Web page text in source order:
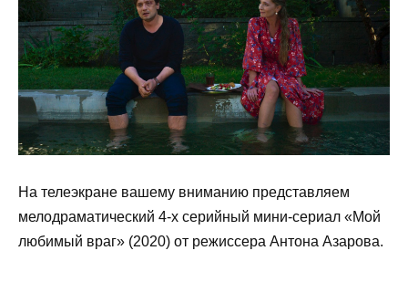
На телеэкране вашему вниманию представляем
мелодраматический 4-х серийный мини-сериал «Мой
любимый враг» (2020) от режиссера Антона Азарова.